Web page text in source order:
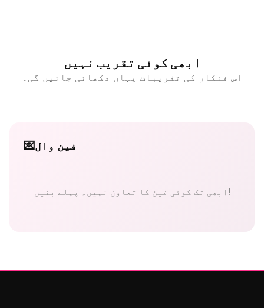
ابھی کوئی تقریب نہیں
اس فنکار کی تقریبات یہاں دکھائی جائیں گی۔
💌فین وال
ابھی تک کوئی فین کا تعاون نہیں۔ پہلے بنیں!